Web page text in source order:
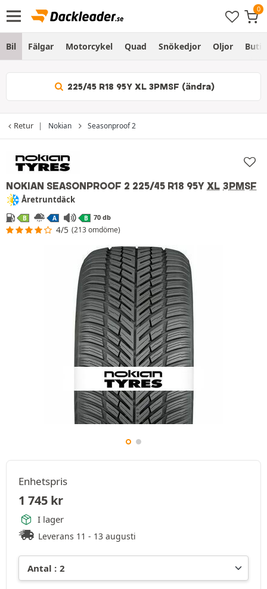
Bil Fälgar Motorcykel Quad Snökedjor Oljor Butik
225/45 R18 95Y XL 3PMSF (ändra)
Retur Nokian Seasonproof 2
NOKIAN SEASONPROOF 2 225/45 R18 95Y XL 3PMSF
Åretruntdäck
B A B 70 db
4/5 (213 omdöme)
Enhetspris
1 745 kr
I lager
Leverans 11 - 13 augusti